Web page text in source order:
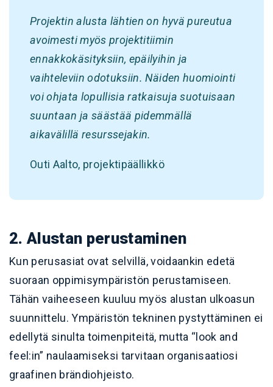
Projektin alusta lähtien on hyvä pureutua
avoimesti myös projektitiimin
ennakkokäsityksiin, epäilyihin ja
vaihteleviin odotuksiin. Näiden huomiointi
voi ohjata lopullisia ratkaisuja suotuisaan
suuntaan ja säästää pidemmällä
aikavälillä resurssejakin.
Outi Aalto, projektipäällikkö
2. Alustan perustaminen
Kun perusasiat ovat selvillä, voidaankin edetä
suoraan oppimisympäristön perustamiseen.
Tähän vaiheeseen kuuluu myös alustan ulkoasun
suunnittelu. Ympäristön tekninen pystyttäminen ei
edellytä sinulta toimenpiteitä, mutta “look and
feel:in” naulaamiseksi tarvitaan organisaatiosi
graafinen brändiohjeisto.